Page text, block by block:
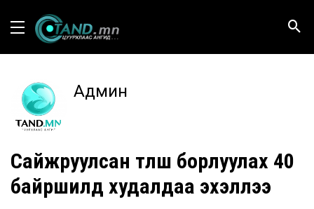
Админ
Сайжруулсан түлш борлуулах 40
байршилд худалдаа эхэллээ